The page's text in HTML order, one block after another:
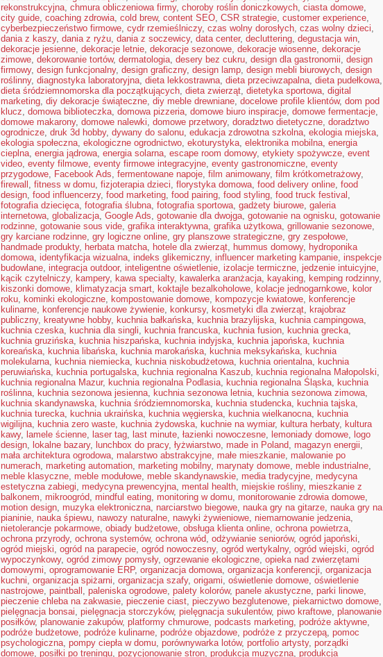
rekonstrukcyjna, chmura obliczeniowa firmy, choroby roślin doniczkowych, ciasta domowe,
city guide, coaching zdrowia, cold brew, content SEO, CSR strategie, customer experience,
cyberbezpieczeństwo firmowe, cydr rzemieślniczy, czas wolny dorosłych, czas wolny dzieci,
dania z kaszy, dania z ryżu, dania z soczewicy, data center, decluttering, degustacja win,
dekoracje jesienne, dekoracje letnie, dekoracje sezonowe, dekoracje wiosenne, dekoracje
zimowe, dekorowanie tortów, dermatologia, desery bez cukru, design dla gastronomii, design
firmowy, design funkcjonalny, design graficzny, design lamp, design mebli biurowych, design
roślinny, diagnostyka laboratoryjna, dieta lekkostrawna, dieta przeciwzapalna, dieta pudełkowa,
dieta śródziemnomorska dla początkujących, dieta zwierząt, dietetyka sportowa, digital
marketing, diy dekoracje świąteczne, diy meble drewniane, docelowe profile klientów, dom pod
klucz, domowa biblioteczka, domowa pizzeria, domowe biuro inspiracje, domowe fermentacje,
domowe makarony, domowe nalewki, domowe przetwory, doradztwo dietetyczne, doradztwo
ogrodnicze, druk 3d hobby, dywany do salonu, edukacja zdrowotna szkolna, ekologia miejska,
ekologia społeczna, ekologiczne ogrodnictwo, ekoturystyka, elektronika mobilna, energia
cieplna, energia jądrowa, energia solarna, escape room domowy, etykiety spożywcze, event
video, eventy filmowe, eventy firmowe integracyjne, eventy gastronomiczne, eventy
przygodowe, Facebook Ads, fermentowane napoje, film animowany, film krótkometrażowy,
firewall , fitness w domu, fizjoterapia dzieci, florystyka domowa, food delivery online, food
design, food influencerzy, food marketing, food pairing, food styling, food truck festival ,
fotografia dziecięca, fotografia ślubna, fotografia sportowa, gadżety biurowe, galeria
internetowa, globalizacja, Google Ads, gotowanie dla dwojga, gotowanie na ognisku, gotowanie
rodzinne, gotowanie sous vide, grafika interaktywna, grafika użytkowa, grillowanie sezonowe,
gry karciane rodzinne, gry logiczne online, gry planszowe strategiczne, gry zespołowe,
handmade produkty, herbata matcha, hotele dla zwierząt, hummus domowy, hydroponika
domowa, identyfikacja wizualna, indeks glikemiczny, influencer marketing kampanie, inspekcje
budowlane, integracja outdoor, inteligentne oświetlenie, izolacje termiczne, jedzenie intuicyjne,
kącik czytelniczy, kampery, kawa specialty, kawalerka aranżacja, kayaking, kemping rodzinny,
kiszonki domowe, klimatyzacja smart, koktajle bezalkoholowe, kolacje jednogarnkowe, kolor
roku, kominki ekologiczne, kompostowanie domowe, kompozycje kwiatowe, konferencje
kulinarne, konferencje naukowe żywienie, konkursy, kosmetyki dla zwierząt, krajobraz
publiczny, kreatywne hobby, kuchnia bałkańska, kuchnia brazylijska, kuchnia campingowa,
kuchnia czeska, kuchnia dla singli, kuchnia francuska, kuchnia fusion, kuchnia grecka,
kuchnia gruzińska, kuchnia hiszpańska, kuchnia indyjska, kuchnia japońska, kuchnia
koreańska, kuchnia libańska, kuchnia marokańska, kuchnia meksykańska, kuchnia
molekularna, kuchnia niemiecka, kuchnia niskobudżetowa, kuchnia orientalna, kuchnia
peruwiańska, kuchnia portugalska, kuchnia regionalna Kaszub, kuchnia regionalna Małopolski,
kuchnia regionalna Mazur, kuchnia regionalna Podlasia, kuchnia regionalna Śląska, kuchnia
roślinna, kuchnia sezonowa jesienna, kuchnia sezonowa letnia, kuchnia sezonowa zimowa,
kuchnia skandynawska, kuchnia śródziemnomorska, kuchnia studencka, kuchnia tajska,
kuchnia turecka, kuchnia ukraińska, kuchnia węgierska, kuchnia wielkanocna, kuchnia
wigilijna, kuchnia zero waste, kuchnia żydowska, kuchnie na wymiar, kultura herbaty, kultura
kawy, lamele ścienne, laser tag, last minute, łazienki nowoczesne, lemoniady domowe, logo
design, lokalne bazary, lunchbox do pracy, łyżwiarstwo, made in Poland, magazyn energii,
mała architektura ogrodowa, malarstwo abstrakcyjne, małe mieszkanie, malowanie po
numerach, marketing automation, marketing mobilny, marynaty domowe, meble industrialne,
meble klasyczne, meble modułowe, meble skandynawskie, media tradycyjne, medycyna
estetyczna zabiegi, medycyna prewencyjna, mental health, miejskie rośliny, mieszkanie z
balkonem, mikroogród, mindful eating, monitoring w domu, monitorowanie zdrowia domowe,
motion design, muzyka elektroniczna, narciarstwo biegowe, nauka gry na gitarze, nauka gry na
pianinie, nauka śpiewu, nawozy naturalne, nawyki żywieniowe, niemarnowanie jedzenia,
nietolerancje pokarmowe, obiady budżetowe, obsługa klienta online, ochrona powietrza,
ochrona przyrody, ochrona systemów, ochrona wód, odżywianie seniorów, ogród japoński,
ogród miejski, ogród na parapecie, ogród nowoczesny, ogród wertykalny, ogród wiejski, ogród
wypoczynkowy, ogród zimowy pomysły, ogrzewanie ekologiczne, opieka nad zwierzętami
domowymi, oprogramowanie ERP, organizacja domowa, organizacja konferencji, organizacja
kuchni, organizacja spiżarni, organizacja szafy, origami, oświetlenie domowe, oświetlenie
nastrojowe, paintball , paleniska ogrodowe, palety kolorów, panele akustyczne, parki linowe,
pieczenie chleba na zakwasie, pieczenie ciast, pieczywo bezglutenowe, piekarnictwo domowe,
pielęgnacja bonsai, pielęgnacja storczyków, pielęgnacja sukulentów, piwo kraftowe, planowanie
posiłków, planowanie zakupów, platformy chmurowe, podcasts marketing, podróże aktywne,
podróże budżetowe, podróże kulinarne, podróże objazdowe, podróże z przyczepą, pomoc
psychologiczna, pompy ciepła w domu, porównywarka lotów, portfolio artysty, porządki
domowe, posiłki po treningu, pozycjonowanie stron, produkcja muzyczna, produkcja